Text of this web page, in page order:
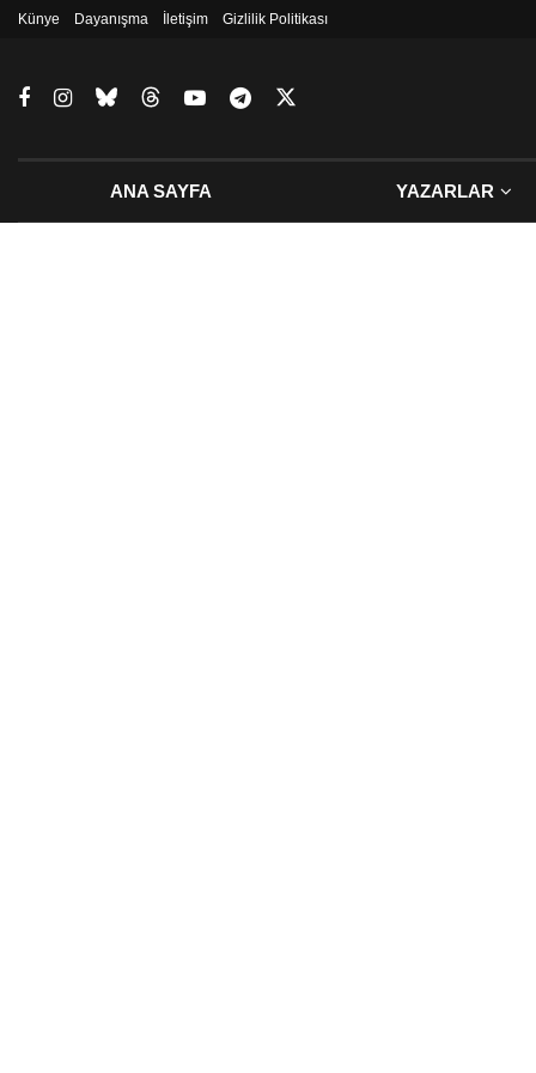
Künye Dayanışma İletişim Gizlilik Politikası
ANA SAYFA YAZARLAR